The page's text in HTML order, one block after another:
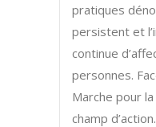
pratiques
persistent et
continue
personnes.
Marche pour
champ d’action.